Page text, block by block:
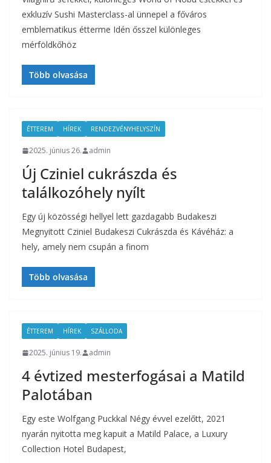
exkluzív Sushi Masterclass-al ünnepel a főváros
emblematikus étterme Idén ősszel különleges
mérföldkőhöz
Több olvasása
ÉTTEREM HÍREK RENDEZVÉNYHELYSZÍN
2025. június 26. admin
Új Cziniel cukrászda és
találkozóhely nyílt
Egy új közösségi hellyel lett gazdagabb Budakeszi
Megnyitott Cziniel Budakeszi Cukrászda és Kávéház: a
hely, amely nem csupán a finom
Több olvasása
ÉTTEREM HÍREK SZÁLLODA
2025. június 19. admin
4 évtized mesterfogásai a Matild
Palotában
Egy este Wolfgang Puckkal Négy évvel ezelőtt, 2021
nyarán nyitotta meg kapuit a Matild Palace, a Luxury
Collection Hotel Budapest,